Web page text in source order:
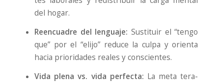
del hogar.
Reen­cua­dre del len­gua­je: Sus­ti­tuir el “ten­go
que” por el “eli­jo” redu­ce la cul­pa y orien­ta
hacia prio­ri­da­des reales y cons­cien­tes.
Vida ple­na vs. vida per­fec­ta: La meta tera­